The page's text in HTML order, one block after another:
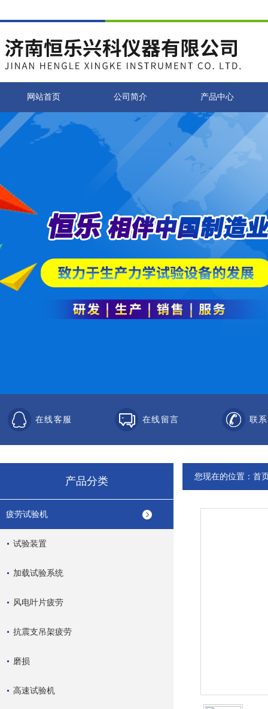
网站首页 公司简介 产品中心
在线客服 在线留言 联
产品分类
疲劳试验机
试验装置
加载试验系统
风电叶片疲劳
抗震支吊架疲劳
磨损
高速试验机
您现在的位置： 首